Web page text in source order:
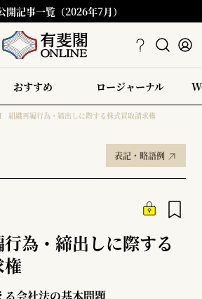
開記事一覧（2026年7月）
おすすめ ロージャーナル
織再編行為・締出しに際する株式買取請求権
表記・略語例
為・締出しに際する
権